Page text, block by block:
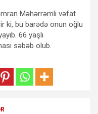
Məhərrəmli vəfat
bu barədə onun oğlu
66 yaşlı
səbəb olub.